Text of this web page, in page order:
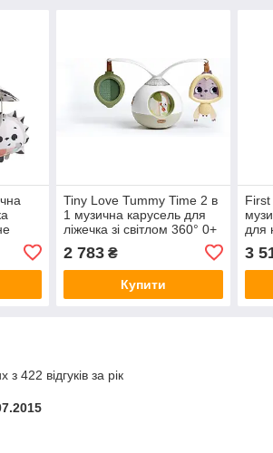
30 хв
Tiny Love Tummy Time 2 в
1 музична карусель для
ліжечка зі світлом 360° 0+
режими музики Boho Chic
2 783₴
Купити
для
та
3
422 відгуків за рік